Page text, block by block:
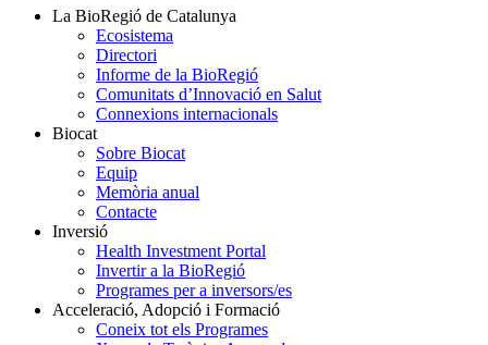
La BioRegió de Catalunya
Ecosistema
Directori
Informe de la BioRegió
Comunitats d’Innovació en Salut
Connexions internacionals
Biocat
Sobre Biocat
Equip
Memòria anual
Contacte
Inversió
Health Investment Portal
Invertir a la BioRegió
Programes per a inversors/es
Acceleració, Adopció i Formació
Coneix tot els Programes